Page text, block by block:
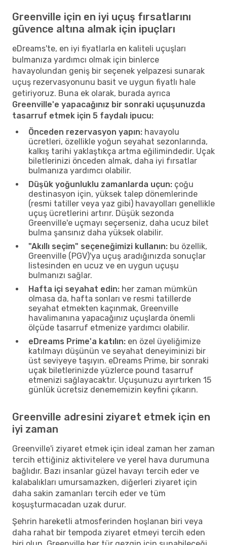
Greenville için en iyi uçuş fırsatlarını
güvence altına almak için ipuçları
eDreams'te, en iyi fiyatlarla en kaliteli uçuşları
bulmanıza yardımcı olmak için binlerce
havayolundan geniş bir seçenek yelpazesi sunarak
uçuş rezervasyonunu basit ve uygun fiyatlı hale
getiriyoruz. Buna ek olarak, burada ayrıca
Greenville'e yapacağınız bir sonraki uçuşunuzda
tasarruf etmek için 5 faydalı ipucu:
Önceden rezervasyon yapın: havayolu
ücretleri, özellikle yoğun seyahat sezonlarında,
kalkış tarihi yaklaştıkça artma eğilimindedir. Uçak
biletlerinizi önceden almak, daha iyi fırsatlar
bulmanıza yardımcı olabilir.
Düşük yoğunluklu zamanlarda uçun: çoğu
destinasyon için, yüksek talep dönemlerinde
(resmi tatiller veya yaz gibi) havayolları genellikle
uçuş ücretlerini artırır. Düşük sezonda
Greenville'e uçmayı seçerseniz, daha ucuz bilet
bulma şansınız daha yüksek olabilir.
"Akıllı seçim" seçeneğimizi kullanın: bu özellik,
Greenville (PGV)'ya uçuş aradığınızda sonuçlar
listesinden en ucuz ve en uygun uçuşu
bulmanızı sağlar.
Hafta içi seyahat edin: her zaman mümkün
olmasa da, hafta sonları ve resmi tatillerde
seyahat etmekten kaçınmak, Greenville
havalimanına yapacağınız uçuşlarda önemli
ölçüde tasarruf etmenize yardımcı olabilir.
eDreams Prime'a katılın: en özel üyeliğimize
katılmayı düşünün ve seyahat deneyiminizi bir
üst seviyeye taşıyın. eDreams Prime, bir sonraki
uçak biletlerinizde yüzlerce pound tasarruf
etmenizi sağlayacaktır. Uçuşunuzu ayırtırken 15
günlük ücretsiz denememizin keyfini çıkarın.
Greenville adresini ziyaret etmek için en
iyi zaman
Greenville'i ziyaret etmek için ideal zaman her zaman
tercih ettiğiniz aktivitelere ve yerel hava durumuna
bağlıdır. Bazı insanlar güzel havayı tercih eder ve
kalabalıkları umursamazken, diğerleri ziyaret için
daha sakin zamanları tercih eder ve tüm
koşuşturmacadan uzak durur.
Şehrin hareketli atmosferinden hoşlanan biri veya
daha rahat bir tempoda ziyaret etmeyi tercih eden